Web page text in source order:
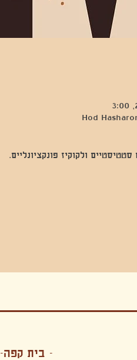
Hod
ולקוקיז פונקציונליים.
- בית קפה-